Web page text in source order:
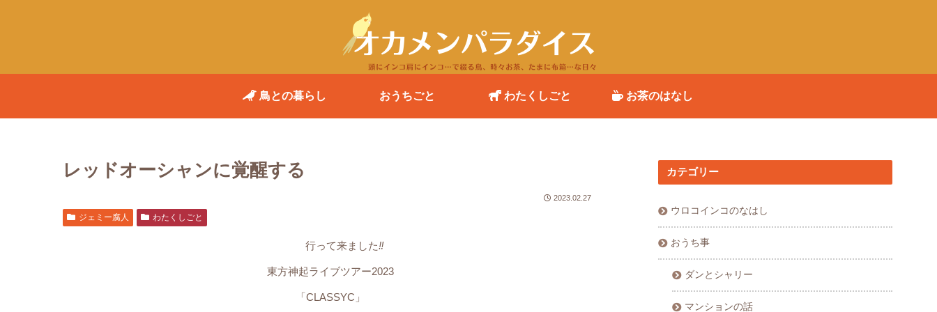
鳥との暮らし おうちごと わたくしごと お茶のはなし
レッドオーシャンに覚醒する
2023.02.27
ジェミー腐人 わたくしごと
行って来ました‼️
東方神起ライブツアー2023
「CLASSYC」
カテゴリー
ウロコインコのなはし
おうち事
ダンとシャリー
マンションの話